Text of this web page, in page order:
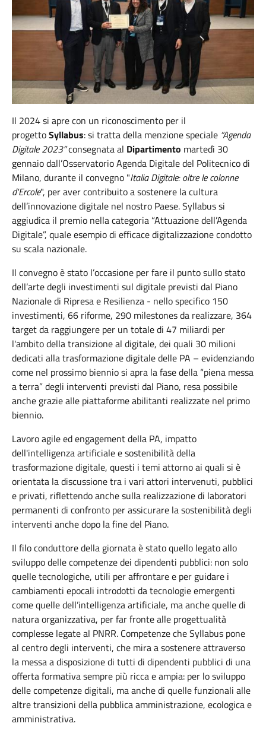
Il 2024 si apre con un riconoscimento per il
progettoSyllabus: si tratta della menzione speciale “Agenda
Digitale 2023”consegnata al Dipartimento martedì 30
gennaio dall’Osservatorio Agenda Digitale del Politecnico di
Milano, durante il convegno "Italia Digitale: oltre le colonne
d'Ercole", per aver contribuito a sostenere la cultura
dell’innovazione digitale nel nostro Paese. Syllabus si
aggiudica il premio nella categoria “Attuazione dell’Agenda
Digitale”, quale esempio di efficace digitalizzazione condotto
su scala nazionale.
Il convegno è stato l’occasione per fare il punto sullo stato
dell’arte degli investimenti sul digitale previsti dal Piano
Nazionale di Ripresa e Resilienza - nello specifico 150
investimenti, 66 riforme, 290 milestones da realizzare, 364
target da raggiungere per un totale di 47 miliardi per
l'ambito della transizione al digitale, dei quali 30 milioni
dedicati alla trasformazione digitale delle PA – evidenziando
come nel prossimo biennio si apra la fase della “piena messa
a terra” degli interventi previsti dal Piano, resa possibile
anche grazie alle piattaforme abilitanti realizzate nel primo
biennio.
Lavoro agile ed engagement della PA, impatto
dell'intelligenza artificiale e sostenibilità della
trasformazione digitale, questi i temi attorno ai quali si è
orientata la discussione tra i vari attori intervenuti, pubblici
e privati, riflettendo anche sulla realizzazione di laboratori
permanenti di confronto per assicurare la sostenibilità degli
interventi anche dopo la fine del Piano.
Il filo conduttore della giornata è stato quello legato allo
sviluppo delle competenze dei dipendenti pubblici: non solo
quelle tecnologiche, utili per affrontare e per guidare i
cambiamenti epocali introdotti da tecnologie emergenti
come quelle dell’intelligenza artificiale, ma anche quelle di
natura organizzativa, per far fronte alle progettualità
complesse legate al PNRR. Competenze che Syllabus pone
al centro degli interventi, che mira a sostenere attraverso
la messa a disposizione di tutti di dipendenti pubblici di una
offerta formativa sempre più ricca e ampia: per lo sviluppo
delle competenze digitali, ma anche di quelle funzionali alle
altre transizioni della pubblica amministrazione, ecologica e
amministrativa.